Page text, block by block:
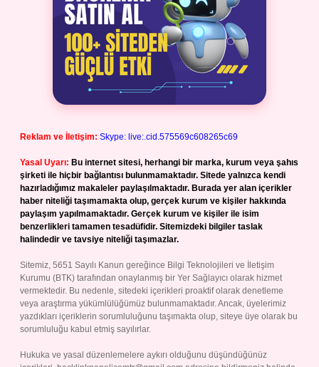
Reklam ve İletişim: Skype: live:.cid.575569c608265c69
Yasal Uyarı: Bu internet sitesi, herhangi bir marka, kurum veya şahıs
şirketi ile hiçbir bağlantısı bulunmamaktadır. Sitede yalnızca kendi
hazırladığımız makaleler paylaşılmaktadır. Burada yer alan içerikler
haber niteliği taşımamakta olup, gerçek kurum ve kişiler hakkında
paylaşım yapılmamaktadır. Gerçek kurum ve kişiler ile isim
benzerlikleri tamamen tesadüfidir. Sitemizdeki bilgiler taslak
halindedir ve tavsiye niteliği taşımazlar.
Sitemiz, 5651 Sayılı Kanun gereğince Bilgi Teknolojileri ve İletişim
Kurumu (BTK) tarafından onaylanmış bir Yer Sağlayıcı olarak hizmet
vermektedir. Bu nedenle, sitedeki içerikleri proaktif olarak denetleme
veya araştırma yükümlülüğümüz bulunmamaktadır. Ancak, üyelerimiz
yazdıkları içeriklerin sorumluluğunu taşımakta olup, siteye üye olarak bu
sorumluluğu kabul etmiş sayılırlar.
Hukuka ve yasal düzenlemelere aykırı olduğunu düşündüğünüz